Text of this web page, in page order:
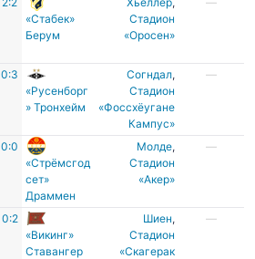
«Стабек»
Берум
Стадион
«Оросен»
0:3
«Русенборг
» Тронхейм
Согндал,
Стадион
«Фоссхёугане
Кампус»
—
0:0
«Стрёмсгод
сет»
Драммен
Молде,
Стадион
«Акер»
—
0:2
«Викинг»
Ставангер
Шиен,
Cтадион
«Скагерак
—